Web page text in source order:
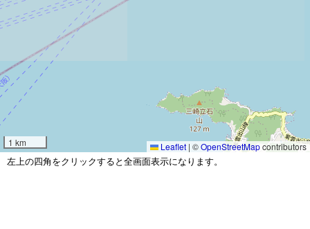
1 km Leaflet | ©OpenStreetMapcontributors
左上の四角をクリックすると全画面表示になります。